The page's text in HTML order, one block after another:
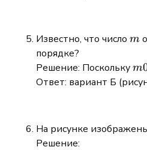
Известно, что число m
m
порядке?
Решение: Посколькуm
0
m
Ответ: вариант Б
На рисунке
Решение: